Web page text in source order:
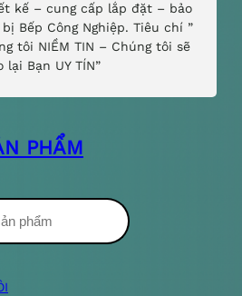
kế – cung cấp lắp đặt – bảo
Bếp Công Nghiệp. Tiêu chí ”
tôi NIỀM TIN – Chúng tôi sẽ
lại Bạn UY TÍN”
PHẨM